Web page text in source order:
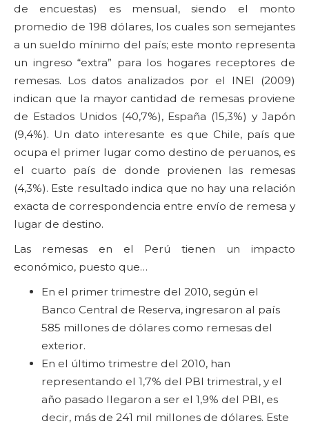
de encuestas) es mensual, siendo el monto
promedio de 198 dólares, los cuales son semejantes
a un sueldo mínimo del país; este monto representa
un ingreso “extra” para los hogares receptores de
remesas. Los datos analizados por el INEI (2009)
indican que la mayor cantidad de remesas proviene
de Estados Unidos (40,7%), España (15,3%) y Japón
(9,4%). Un dato interesante es que Chile, país que
ocupa el primer lugar como destino de peruanos, es
el cuarto país de donde provienen las remesas
(4,3%). Este resultado indica que no hay una relación
exacta de correspondencia entre envío de remesa y
lugar de destino.
Las remesas en el Perú tienen un impacto
económico, puesto que…
En el primer trimestre del 2010, según el
Banco Central de Reserva, ingresaron al país
585 millones de dólares como remesas del
exterior.
En el último trimestre del 2010, han
representando el 1,7% del PBI trimestral, y el
año pasado llegaron a ser el 1,9% del PBI, es
decir, más de 241 mil millones de dólares. Este